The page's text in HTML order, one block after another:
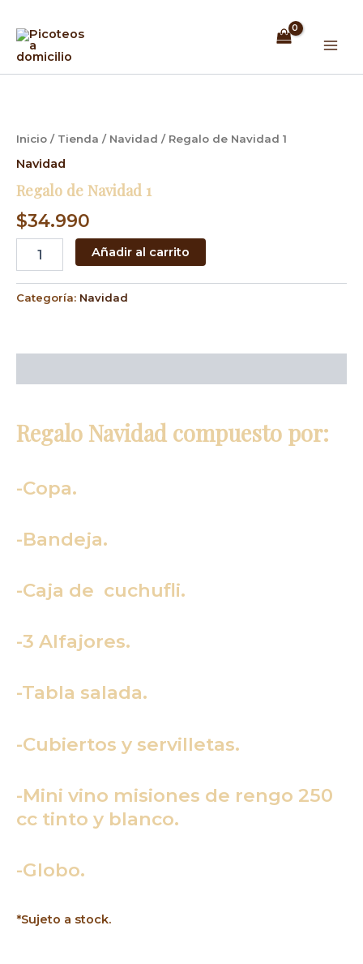
contenido
Inicio / Tienda / Navidad / Regalo de Navidad 1
Navidad
Regalo de Navidad 1
$34.990
cantidad
Añadir al carrito
Categoría: Navidad
Regalo Navidad compuesto por:
-Copa.
-Bandeja.
-Caja de cuchufli.
-3 Alfajores.
-Tabla salada.
-Cubiertos y servilletas.
-Mini vino misiones de rengo 250
cc tinto y blanco.
-Globo.
*Sujeto a stock.